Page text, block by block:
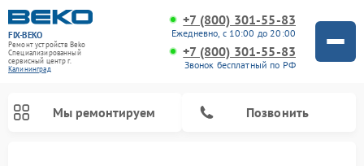
FIX-BEKO
Ремонт устройств Beko
Специализированный
cервисный центр г.
Калининград
+7 (800) 301-55-83
Ежедневно, с 10:00 до 20:00
+7 (800) 301-55-83
Звонок бесплатный по РФ
Мы ремонтируем Позвонить